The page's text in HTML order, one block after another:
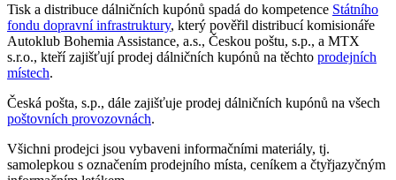
Tisk a distribuce dálničních kupónů spadá do kompetence Státního
fondu dopravní infrastruktury, který pověřil distribucí komisionáře
Autoklub Bohemia Assistance, a.s., Českou poštu, s.p., a MTX
s.r.o., kteří zajišťují prodej dálničních kupónů na těchto prodejních
místech.
Česká pošta, s.p., dále zajišťuje prodej dálničních kupónů na všech
poštovních provozovnách.
Všichni prodejci jsou vybaveni informačními materiály, tj.
samolepkou s označením prodejního místa, ceníkem a čtyřjazyčným